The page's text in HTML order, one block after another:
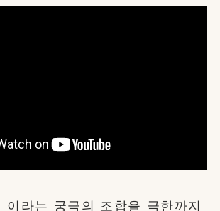
이라는 궁극의 조합을 극한까지